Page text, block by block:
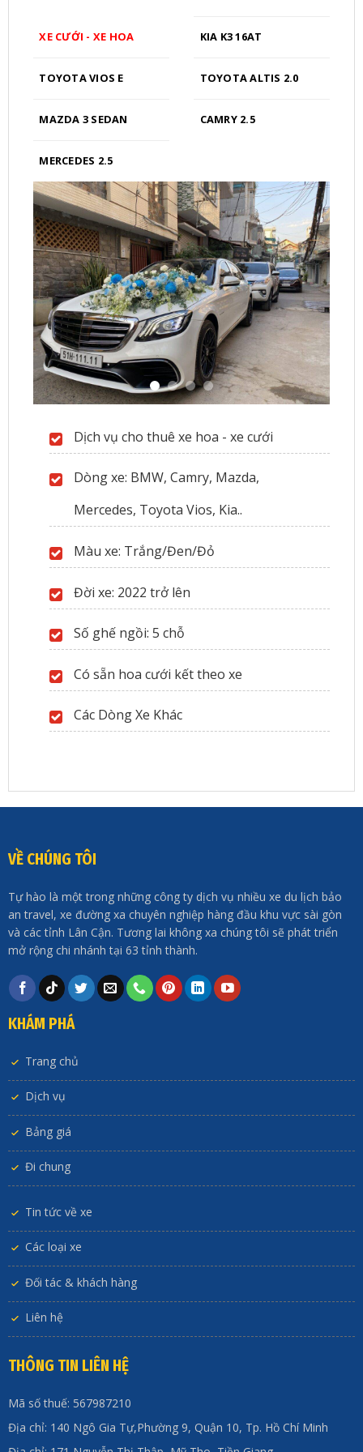
phẩm
XE CƯỚI - XE HOA KIA K3 16AT
TOYOTA VIOS E TOYOTA ALTIS 2.0
MAZDA 3 SEDAN CAMRY 2.5
MERCEDES 2.5
Dịch vụ cho thuê xe hoa - xe cưới
Dòng xe: BMW, Camry, Mazda,
Mercedes, Toyota Vios, Kia..
Màu xe: Trắng/Đen/Đỏ
Đời xe: 2022 trở lên
Số ghế ngồi: 5 chỗ
Có sẵn hoa cưới kết theo xe
Các Dòng Xe Khác
VỀ CHÚNG TÔI
Tự hào là một trong những công ty dịch vụ nhiều xe du lịch bảo
an travel, xe đường xa chuyên nghiệp hàng đầu khu vực sài gòn
và các tỉnh Lân Cận. Tương lai không xa chúng tôi sẽ phát triển
mở rộng chi nhánh tại 63 tỉnh thành.
KHÁM PHÁ
Trang chủ
Dịch vụ
Bảng giá
Đi chung
Tin tức về xe
Các loại xe
Đối tác & khách hàng
Liên hệ
THÔNG TIN LIÊN HỆ
Mã số thuế: 567987210
Địa chỉ: 140 Ngô Gia Tự,Phường 9, Quận 10, Tp. Hồ Chí Minh